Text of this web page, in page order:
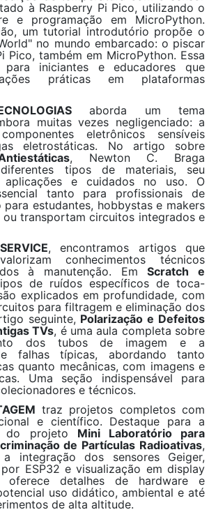
à Raspberry Pi Pico, utilizando o
e programação em MicroPython.
um tutorial introdutório propõe o
no mundo embarcado: o piscar
Pico, também em MicroPython. Essa
iniciantes e educadores que
práticas em plataformas
aborda um tema
muitas vezes negligenciado: a
eletrônicos sensíveis
eletrostáticas. No artigo sobre
, Newton C. Braga
tipos de materiais, seu
aplicações e cuidados no uso. O
tanto para profissionais de
para estudantes, hobbystas e makers
ou transportam circuitos integrados e
SERVICE, encontramos artigos que
conhecimentos técnicos
à manutenção. EmScratch e
de ruídos específicos de toca-
explicados em profundidade, com
para filtragem e eliminação dos
seguinte, Polarização e Defeitos
TVs, é uma aula completa sobre
dos tubos de imagem e a
falhas típicas, abordando tanto
quanto mecânicas, com imagens e
Uma seção indispensável para
e técnicos.
traz projetos completos com
e científico. Destaque para a
do projeto Mini Laboratório para
de Partículas Radioativas,
integração dos sensores Geiger,
ESP32 e visualização em display
detalhes de hardware e
uso didático, ambiental e até
de alta altitude.